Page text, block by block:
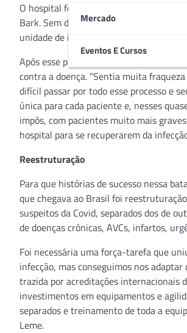
Mercado
Eventos E Cursos
O hospital foi o primeiro a receber
Bark. Sem doenças prévias, ele deu
unidade de internação do hospital.
Após esse período, o médico precisou
contra a doença. “Sentia muita
difícil passar por todo esse processo e
única para cada paciente e, nesses
impôs, com pacientes muito mais
hospital para se recuperarem da
Reestruturação
Para que histórias de sucesso nessa
que chegava ao Brasil foi
suspeitos da Covid, separados dos de
de doenças crônicas, AVCs, infartos,
Foi necessária uma força-tarefa que
infecção, mas conseguimos nos
trazida por acreditações internacionais
investimentos em equipamentos e
separados e treinamento de toda a
Leme.